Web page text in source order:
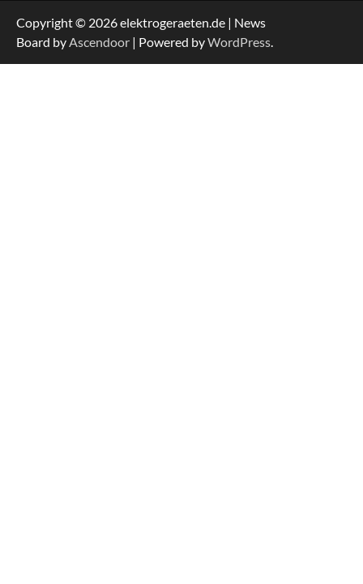
Copyright © 2026 elektrogeraeten.de | News
Board byAscendoor | Powered byWordPress.